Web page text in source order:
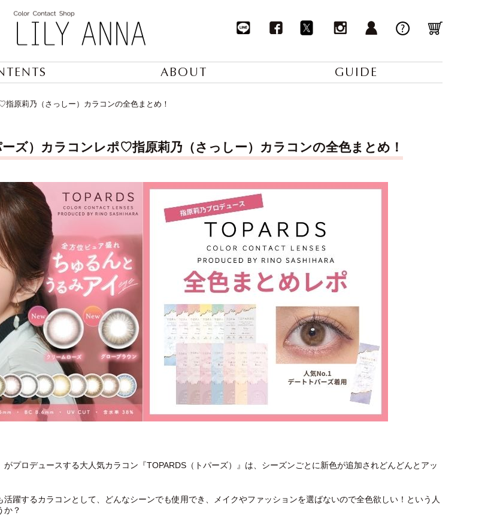
ABOUT GUIDE
原莉乃（さっしー）カラコンの全色まとめ！
ズ）カラコンレポ♡指原莉乃（さっしー）カラコンの全色まとめ！
プロデュースする大人気カラコン『TOPARDS（トパーズ）』は、シーズンごとに新色が追加されどんどんとアッ
活躍するカラコンとして、どんなシーンでも使用でき、メイクやファッションを選ばないので全色欲しい！という人
か？